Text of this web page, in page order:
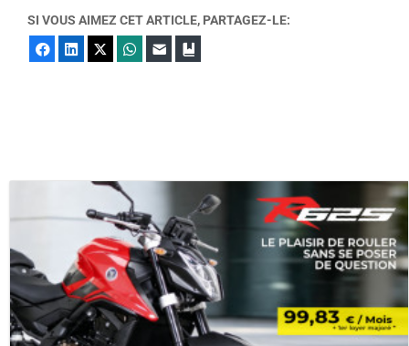
SI VOUS AIMEZ CET ARTICLE, PARTAGEZ-LE:
FacebookLinkedIn WhatsApp
E-mail